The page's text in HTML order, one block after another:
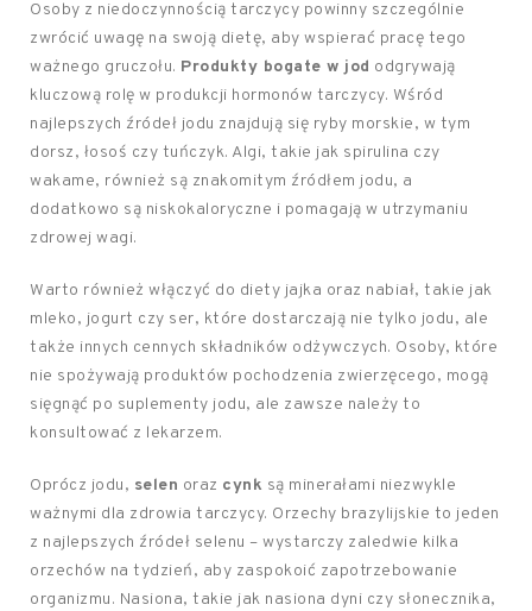
Osoby z niedoczynnością tarczycy powinny szczególnie
zwrócić uwagę na swoją dietę, aby wspierać pracę tego
ważnego gruczołu. Produkty bogate w jod odgrywają
kluczową rolę w produkcji hormonów tarczycy. Wśród
najlepszych źródeł jodu znajdują się ryby morskie, w tym
dorsz, łosoś czy tuńczyk. Algi, takie jak spirulina czy
wakame, również są znakomitym źródłem jodu, a
dodatkowo są niskokaloryczne i pomagają w utrzymaniu
zdrowej wagi.
Warto również włączyć do diety jajka oraz nabiał, takie jak
mleko, jogurt czy ser, które dostarczają nie tylko jodu, ale
także innych cennych składników odżywczych. Osoby, które
nie spożywają produktów pochodzenia zwierzęcego, mogą
sięgnąć po suplementy jodu, ale zawsze należy to
konsultować z lekarzem.
Oprócz jodu, selen oraz cynk są minerałami niezwykle
ważnymi dla zdrowia tarczycy. Orzechy brazylijskie to jeden
z najlepszych źródeł selenu – wystarczy zaledwie kilka
orzechów na tydzień, aby zaspokoić zapotrzebowanie
organizmu. Nasiona, takie jak nasiona dyni czy słonecznika,